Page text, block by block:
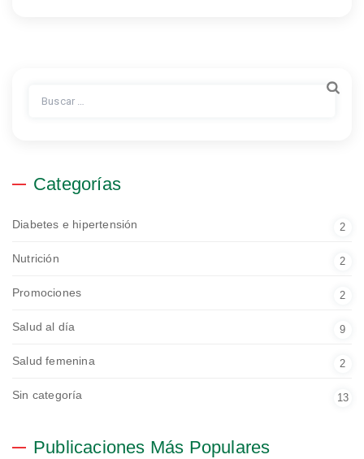
Categorías
Diabetes e hipertensión 2
Nutrición 2
Promociones 2
Salud al día 9
Salud femenina 2
Sin categoría 13
Publicaciones Más Populares